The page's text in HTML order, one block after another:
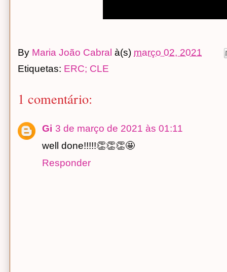
By Maria João Cabral à(s) março 02, 2021
Etiquetas: ERC; CLE
1 comentário:
Gi 3 de março de 2021 às 01:11
well done!!!!!👏👏👏🤩
Responder